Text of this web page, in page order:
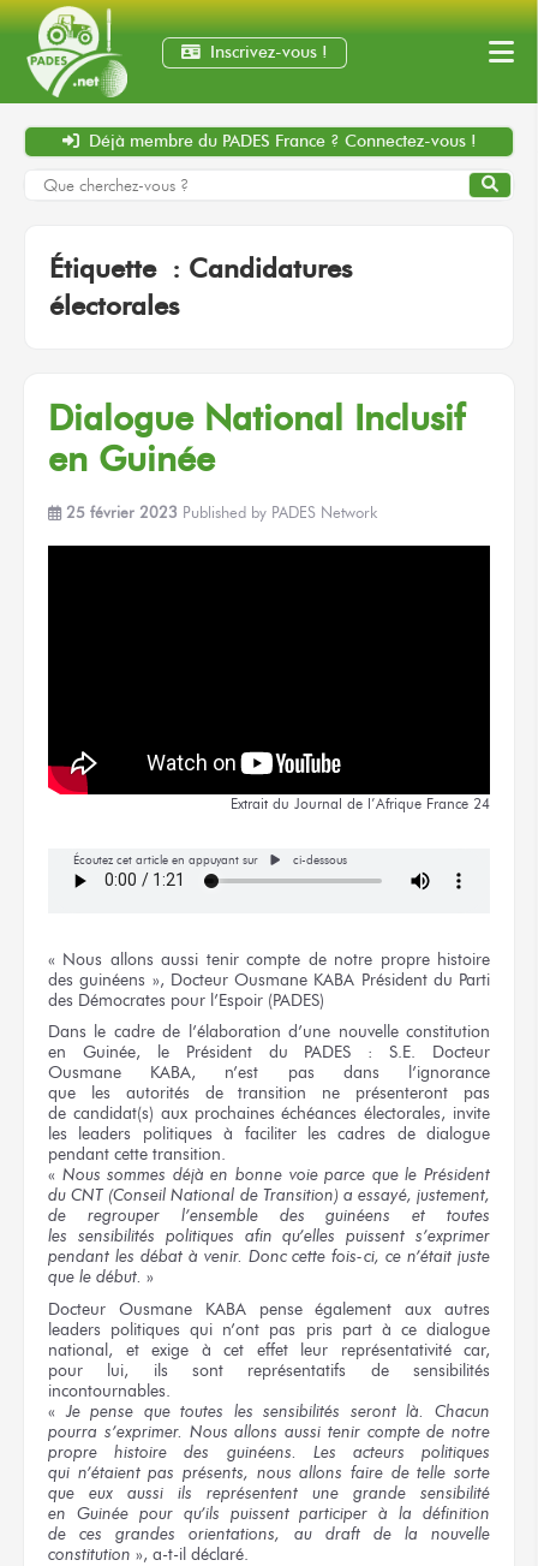
Inscrivez-vous !
Déjà membre du PADES France ? Connectez-vous !
Étiquette : Candidatures
électorales
Dialogue National Inclusif
en Guinée
25 février 2023 Published by PADES Network
Extrait du Journal de l’Afrique France 24
Écoutez cet article en appuyant sur ci-dessous
« Nous allons aussi tenir compte de notre propre histoire
des guinéens », Docteur Ousmane KABA Président du Parti
des Démocrates pour l’Espoir (PADES)
Dans le cadre de l’élaboration d’une nouvelleconstitution
en Guinée,
le Président du PADES :
S.E. Docteur
Ousmane KABA, n’est pas dans l’ignorance
que les autorités
de transition
ne présenteront pas
de candidat(s) aux prochaines échéances électorales, invite
les leaders politiquesà faciliter les cadres
de dialogue
pendant cette transition.
« Nous sommes déjàen bonne voie parce quele Président
du CNT (Conseil National de Transition) a essayé, justement,
de regrouperl’ensemble des guinéens
et toutes
les sensibilités politiques afinqu’elles puissent s’exprimer
pendant les débat à venir. Donccette fois-ci, ce n’était juste
que le début. »
Docteur Ousmane KABApense égalementaux autres
leaders politiquesqui n’ont pas pris part à ce dialogue
national, et exige à cet effet leur représentativitécar,
pour lui,
ils sont représentatifs de sensibilités
incontournables.
«Je pense que toutes les sensibilités seront là.
Chacun
pourra s’exprimer. Nous allons aussi tenir comptede notre
propre histoiredes guinéens. Les acteurs politiques
qui n’étaient pas présents, nous allons faire de telle sorte
que eux aussi ils représentent une grande sensibilité
en Guinéepour qu’ils puissentparticiperà la définition
de ces grandes orientations, au draft
de la nouvelle
constitution », a-t-il déclaré.